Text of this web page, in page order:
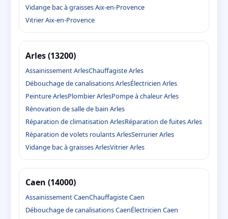
Vidange bac à graisses Aix-en-Provence
Vitrier Aix-en-Provence
Arles (13200)
Assainissement ArlesChauffagiste Arles
Débouchage de canalisations ArlesÉlectricien Arles
Peinture ArlesPlombier ArlesPompe à chaleur Arles
Rénovation de salle de bain Arles
Réparation de climatisation ArlesRéparation de fuites Arles
Réparation de volets roulants ArlesSerrurier Arles
Vidange bac à graisses ArlesVitrier Arles
Caen (14000)
Assainissement CaenChauffagiste Caen
Débouchage de canalisations CaenÉlectricien Caen